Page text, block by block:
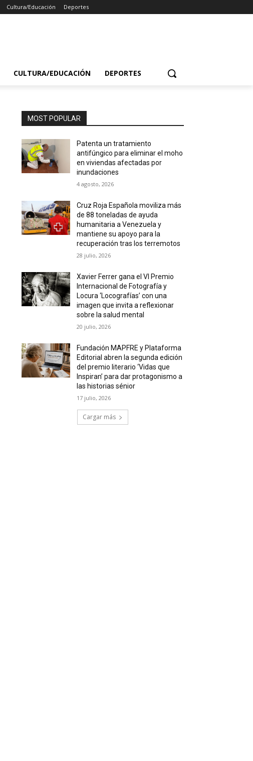
Cultura/Educación Deportes
CULTURA/EDUCACIÓN DEPORTES
MOST POPULAR
Patenta un tratamiento
antifúngico para eliminar el moho
en viviendas afectadas por
inundaciones
4 agosto, 2026
Cruz Roja Española moviliza más
de 88 toneladas de ayuda
humanitaria a Venezuela y
mantiene su apoyo para la
recuperación tras los terremotos
28 julio, 2026
Xavier Ferrer gana el VI Premio
Internacional de Fotografía y
Locura ‘Locografías’ con una
imagen que invita a reflexionar
sobre la salud mental
20 julio, 2026
Fundación MAPFRE y Plataforma
Editorial abren la segunda edición
del premio literario ‘Vidas que
Inspiran’ para dar protagonismo a
las historias sénior
17 julio, 2026
Cargar más